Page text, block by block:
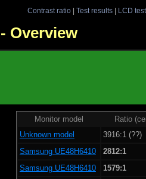
Contrast ratio| Test results| LCD test
Overview
Monitor model Ratio
Unknown model
3916:1 (??)
Samsung UE48H6410
2812:1
Samsung UE48H6410
1579:1